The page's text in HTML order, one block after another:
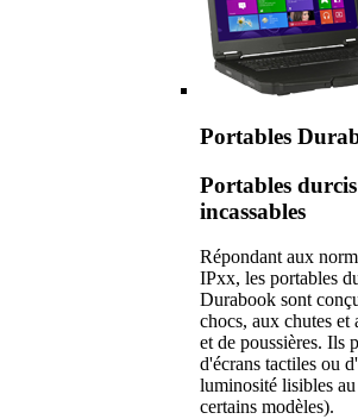
Portables
Portables
incassables
Répondant aux
IPxx, les portables
Durabook sont
chocs, aux chutes
et de poussières. Ils
d'écrans tactiles ou
luminosité lisibles
certains modèles).